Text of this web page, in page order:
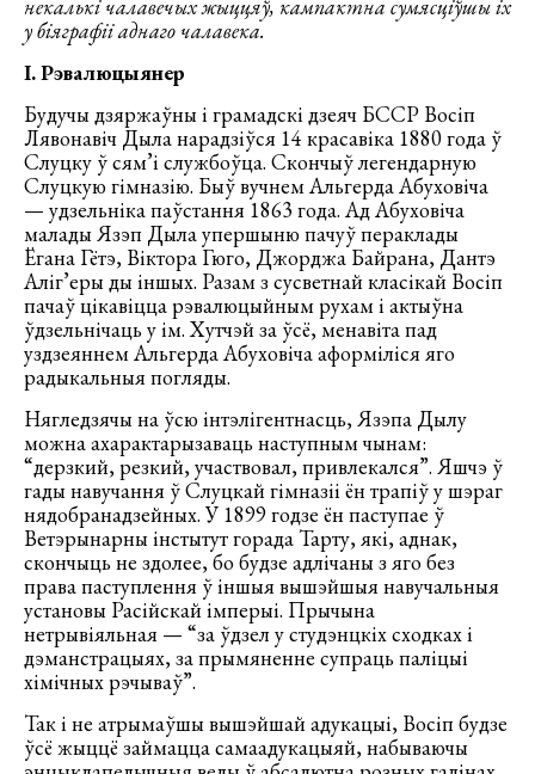
некалькі чалавечых жыццяў, кампактна сумясціўшы іх
у біяграфіі аднаго чалавека.
I.Рэвалюцыянер
Будучы дзяржаўны і грамадскі дзеяч БССР Восіп
Лявонавіч Дыла нарадзіўся 14 красавіка 1880 года ў
Слуцку ў сям’і службоўца. Скончыў легендарную
Слуцкую гімназію. Быў вучнем Альгерда Абуховіча
— удзельніка паўстання 1863 года. Ад Абуховіча
малады Язэп Дыла упершыню пачуў пераклады
Ёгана Гётэ, Віктора Гюго, Джорджа Байрана, Дантэ
Аліг’еры ды іншых. Разам з сусветнай класікай Восіп
пачаў цікавіцца рэвалюцыйным рухам і актыўна
ўдзельнічаць у ім. Хутчэй за ўсё, менавіта пад
уздзеяннем Альгерда Абуховіча аформіліся яго
радыкальныя погляды.
Нягледзячы на ўсю інтэлігентнасць, Язэпа Дылу
можна ахарактарызаваць наступным чынам:
“дерзкий, резкий, участвовал, привлекался”. Яшчэ ў
гады навучання ў Слуцкай гімназіі ён трапіў у шэраг
нядобранадзейных. У 1899 годзе ён паступае ў
Ветэрынарны інстытут горада Тарту, які, аднак,
скончыць не здолее, бо будзе адлічаны з яго без
права паступлення ў іншыя вышэйшыя навучальныя
установы Расійскай імперыі. Прычына
нетрывіяльная — “за ўдзел у студэнцкіх сходках і
дэманстрацыях, за прымяненне супраць паліцыі
хімічных рэчываў”.
Так і не атрымаўшы вышэйшай адукацыі, Восіп будзе
ўсё жыццё займацца самаадукацыяй, набываючы